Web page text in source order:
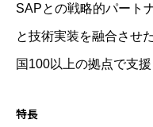
SAPとの戦略的パート
と技術実装を融合させ
国100以上の拠点で支
特長